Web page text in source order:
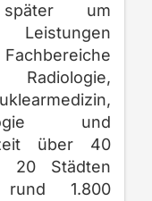
um
Leistungen
und
über 40
20 Städten
1.800